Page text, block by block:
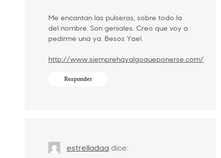
Me encantan las pulseras, sobre todo la
del nombre. Son geniales. Creo que voy a
pedirme una ya. Besos Yael.
http://www.siemprehayalgoqueponerse.com/
Responder
estrelladaa dice: